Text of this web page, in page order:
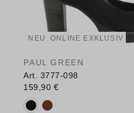
NEU ONLINE EXKLUSIV
PAUL GREEN
Art. 3777-098
159,90 €
Verfügbare Farbvarianten: